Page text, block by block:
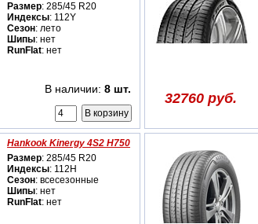
Размер: 285/45 R20
Индексы: 112Y
Сезон: лето
Шипы: нет
RunFlat: нет
В наличии: 8 шт.
32760 руб.
Hankook Kinergy 4S2 H750
Размер: 285/45 R20
Индексы: 112H
Сезон: всесезонные
Шипы: нет
RunFlat: нет